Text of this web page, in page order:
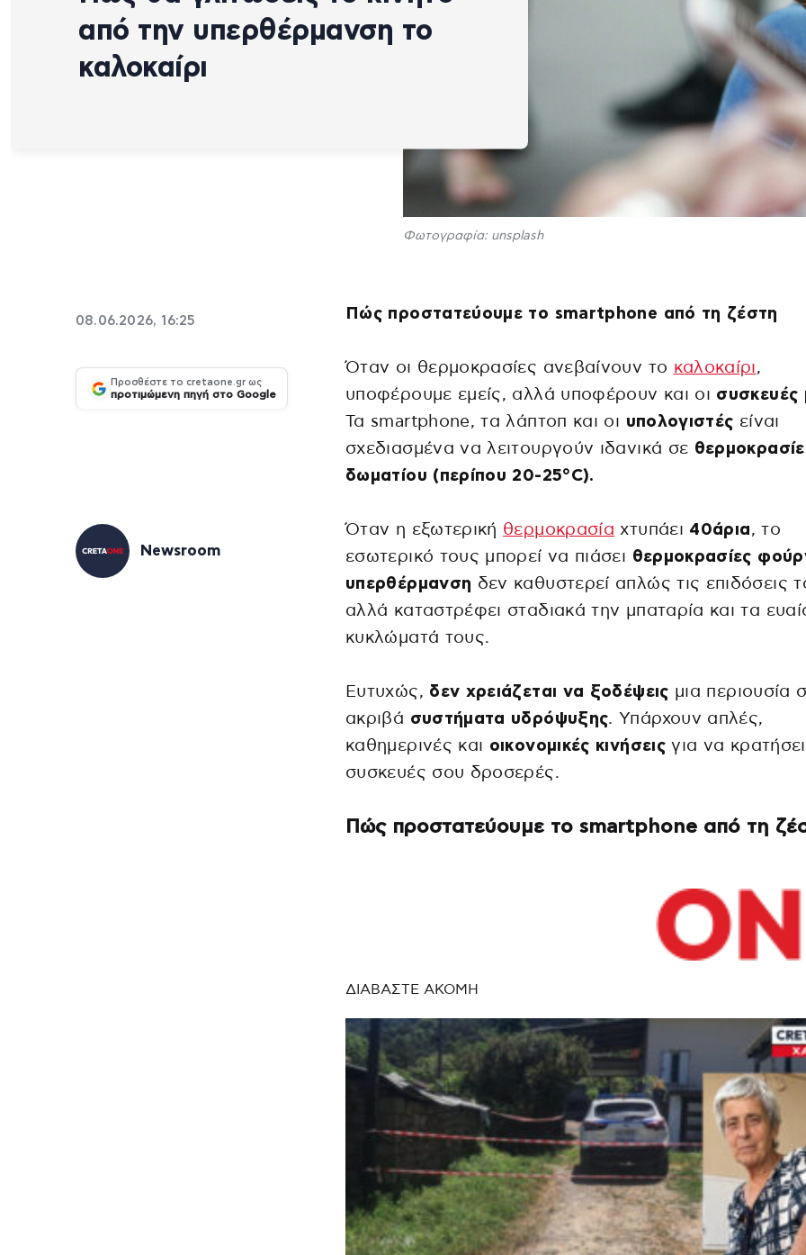
από την υπερθέρμανση το
καλοκαίρι
Φωτογραφία: unsplash
08.06.2026, 16:25
Προσθέστε το cretaone.gr ως
προτιμώμενη πηγή στο Google
Newsroom
Πώς προστατεύουμε το smartphone από τη ζέστη
Όταν οι θερμοκρασίες ανεβαίνουν το καλοκαίρι,
υποφέρουμε εμείς, αλλά υποφέρουν και οι συσκευές
Τα smartphone, τα λάπτοπ και οι υπολογιστές είναι
σχεδιασμένα να λειτουργούν ιδανικά σε
δωματίου (περίπου 20-25°C).
Όταν η εξωτερική θερμοκρασία χτυπάει 40άρια, το
εσωτερικό τους μπορεί να πιάσει θερμοκρασίες
υπερθέρμανση δεν καθυστερεί απλώς τις επιδόσεις
αλλά καταστρέφει σταδιακά την μπαταρία και τα
κυκλώματά τους.
Ευτυχώς, δεν χρειάζεται να ξοδέψεις μια περιουσία
ακριβά συστήματα υδρόψυξης. Υπάρχουν απλές,
καθημερινές και οικονομικές κινήσειςγια να
συσκευές σου δροσερές.
Πώς προστατεύουμε το smartphone από τη
ΔΙΑΒΑΣΤΕ ΑΚΟΜΗ